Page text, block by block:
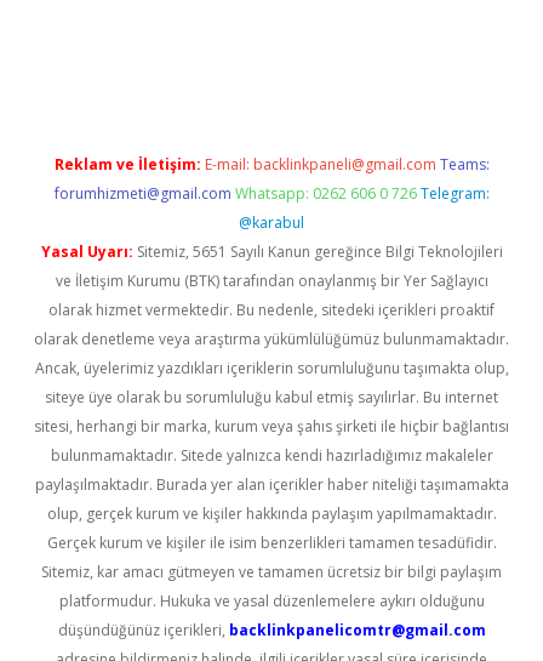
Reklam ve İletişim: E-mail: backlinkpaneli@gmail.com Teams:
forumhizmeti@gmail.com Whatsapp: 0262 606 0 726 Telegram:
@karabul
Yasal Uyarı: Sitemiz, 5651 Sayılı Kanun gereğince Bilgi Teknolojileri
ve İletişim Kurumu (BTK) tarafından onaylanmış bir Yer Sağlayıcı
olarak hizmet vermektedir. Bu nedenle, sitedeki içerikleri proaktif
olarak denetleme veya araştırma yükümlülüğümüz bulunmamaktadır.
Ancak, üyelerimiz yazdıkları içeriklerin sorumluluğunu taşımakta olup,
siteye üye olarak bu sorumluluğu kabul etmiş sayılırlar. Bu internet
sitesi, herhangi bir marka, kurum veya şahıs şirketi ile hiçbir bağlantısı
bulunmamaktadır. Sitede yalnızca kendi hazırladığımız makaleler
paylaşılmaktadır. Burada yer alan içerikler haber niteliği taşımamakta
olup, gerçek kurum ve kişiler hakkında paylaşım yapılmamaktadır.
Gerçek kurum ve kişiler ile isim benzerlikleri tamamen tesadüfidir.
Sitemiz, kar amacı gütmeyen ve tamamen ücretsiz bir bilgi paylaşım
platformudur. Hukuka ve yasal düzenlemelere aykırı olduğunu
düşündüğünüz içerikleri, backlinkpanelicomtr@gmail.com